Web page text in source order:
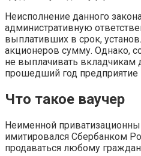
Неисполнение данного
административную
выплативших в срок,
акционеров сумму. Однако,
не выплачивать вкладчикам
прошедший год предприятие
Что такое ваучер
Неименной
имитировался Сбербанком
продаваться любому